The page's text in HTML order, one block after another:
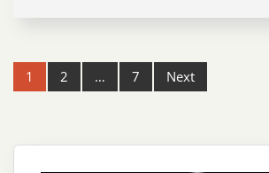
Post
1 2 … 7 Next